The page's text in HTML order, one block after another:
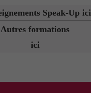
Speak-Up ici
Autres formations
ici